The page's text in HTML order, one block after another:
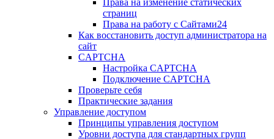
Права на изменение статических
страниц
Права на работу с Сайтами24
Как восстановить доступ администратора на
сайт
CAPTCHA
Настройка CAPTCHA
Подключение CAPTCHA
Проверьте себя
Практические задания
Управление доступом
Принципы управления доступом
Уровни доступа для стандартных групп